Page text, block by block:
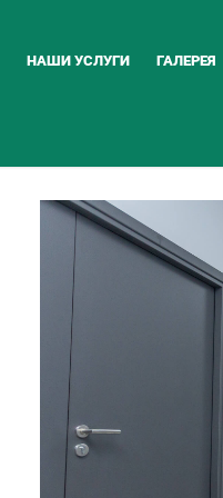
НАШИ УСЛУГИ ГАЛЕРЕЯ